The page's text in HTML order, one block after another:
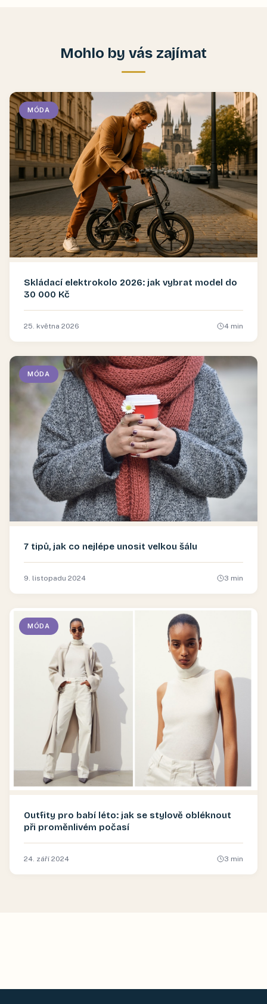
Mohlo by vás zajímat
MÓDA
Skládací elektrokolo 2026: jak vybrat model do
30 000 Kč
25. května 2026 4 min
MÓDA
7 tipů, jak co nejlépe unosit velkou šálu
9. listopadu 2024 3 min
MÓDA
Outfity pro babí léto: jak se stylově obléknout
při proměnlivém počasí
24. září 2024 3 min